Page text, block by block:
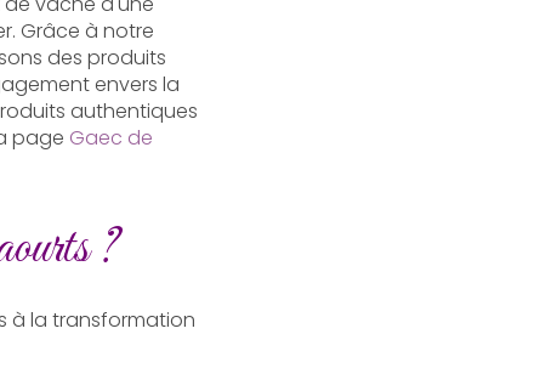
Grâce à notre
des produits
envers la
authentiques
page Gaec de
?
à la transformation